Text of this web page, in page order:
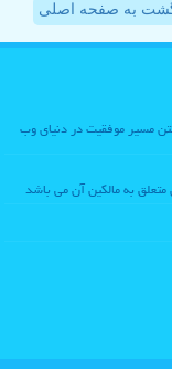
به صفحه اصلی
مسیر موفقیت در دنیای وب